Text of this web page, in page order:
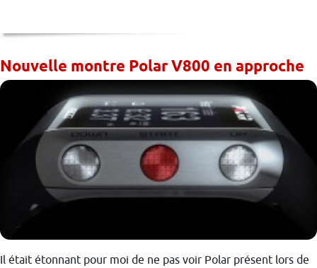
Nouvelle montre Polar V800 en approche
Il était étonnant pour moi de ne pas voir Polar présent lors de